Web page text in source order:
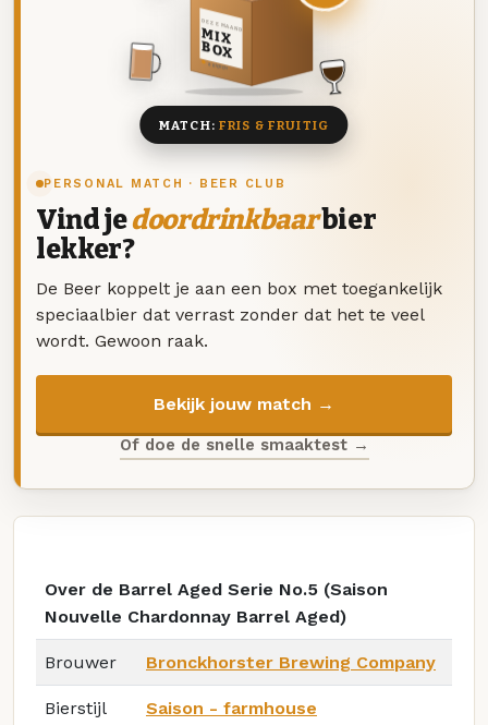
PERSONAL MATCH · BEER CLUB
Vind jedoordrinkbaarbier
lekker?
De Beer koppelt je aan een box met toegankelijk
speciaalbier dat verrast zonder dat het te veel
wordt. Gewoon raak.
Bekijk jouw match →
Of doe de snelle smaaktest →
DEZE MAAND
MIX
BOX
8 BIEREN
MATCH: FRIS & FRUITIG
Over de Barrel Aged Serie No.5 (Saison
Nouvelle Chardonnay Barrel Aged)
Brouwer Bronckhorster Brewing Company
Bierstijl Saison - farmhouse